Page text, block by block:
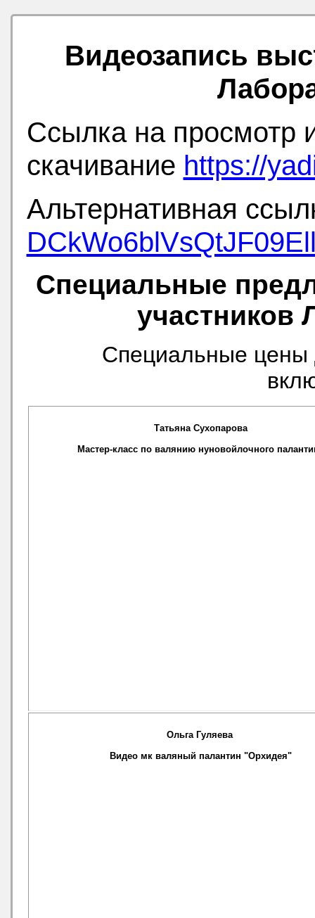
Видеозапись
Ссылка на просмотр
скачивание https://
Альтернативная
Специальные
участников
Специальные цены
Татьяна Сухопарова
Мастер-класс по валянию нуновойлочного
Ольга Гуляева
Видео мк валяный палантин "Орхидея"